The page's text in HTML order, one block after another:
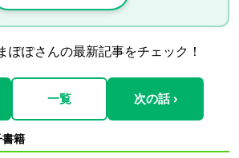
ぽぽさんの最新記事をチェック！
一覧 次の話 ›
書籍